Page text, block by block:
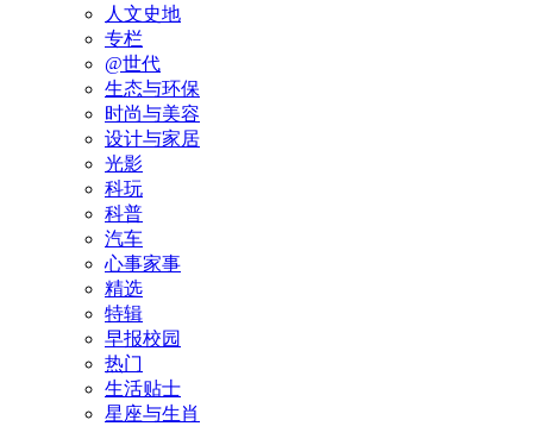
人文史地
专栏
@世代
生态与环保
时尚与美容
设计与家居
光影
科玩
科普
汽车
心事家事
精选
特辑
早报校园
热门
生活贴士
星座与生肖